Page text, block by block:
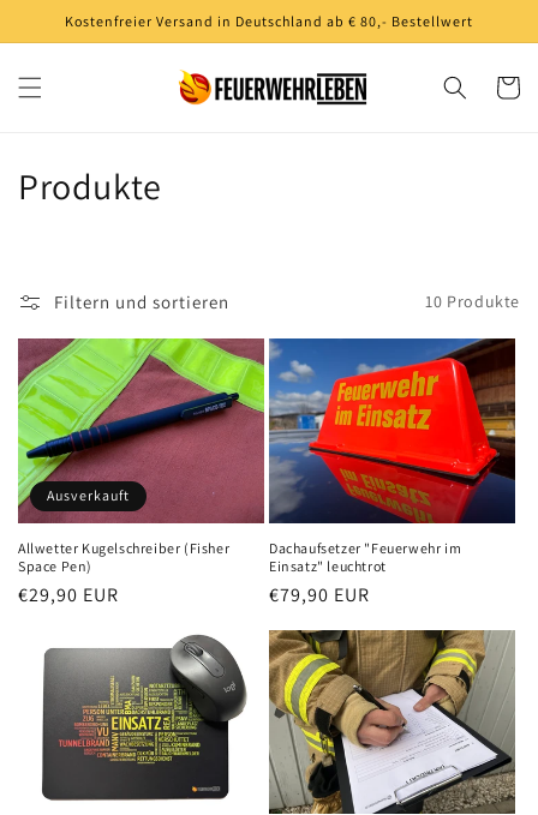
zum
Inhalt
Kostenfreier Versand in Deutschland ab € 80,- Bestellwert
K
e
g
o
r
i
e
:
Produkte
Filtern und sortieren 10 Produkte
Ausverkauft
Allwetter Kugelschreiber (Fisher
Space Pen)
Normaler
€29,90 EUR
Dachaufsetzer "Feuerwehr im
Einsatz" leuchtrot
Normaler
€79,90 EUR